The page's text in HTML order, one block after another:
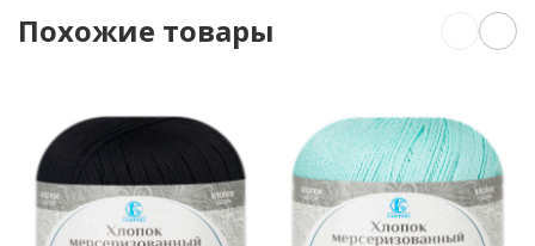
Похожие товары